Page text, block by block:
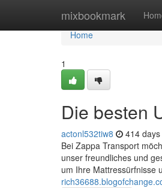
mixbookmark
Home
Home
1
Die besten
actonl532tiw8 414
Bei Zappa Transport
unser freundliches und
um Ihre Mattressürfnisse